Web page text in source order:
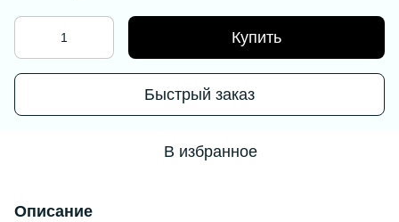
Купить
Быстрый заказ
В избранное
Описание